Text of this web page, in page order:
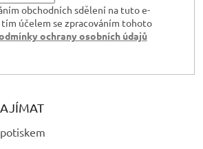
obchodních sdělení na tuto e-
tím účelem se zpracováním tohoto
ochrany osobních údajů